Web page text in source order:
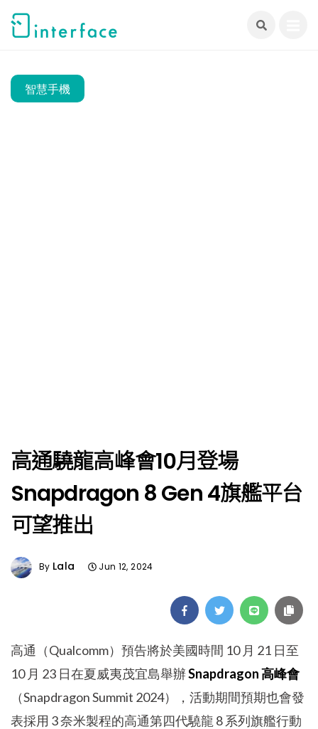
智慧手機
高通驍龍高峰會10月登場
Snapdragon 8 Gen 4旗艦平台
可望推出
By Lala Jun 12, 2024
高通（Qualcomm）預告將於美國時間 10 月 21 日至
10 月 23 日在夏威夷茂宜島舉辦Snapdragon 高峰會
（Snapdragon Summit 2024），活動期間預期也會發
表採用 3 奈米製程的高通第四代驍龍 8 系列旗艦行動